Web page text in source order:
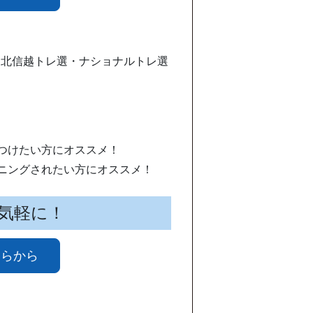
信越トレ選・ナショナルトレ選
たい方にオススメ！
グされたい方にオススメ！
軽に！
から